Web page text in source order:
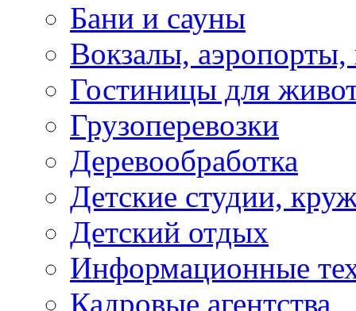
Бани и сауны
Вокзалы,
Гостиницы для
Грузоперевозки
Деревообработка
Детские студии,
Детский отдых
Информационные
Кадровые агентства